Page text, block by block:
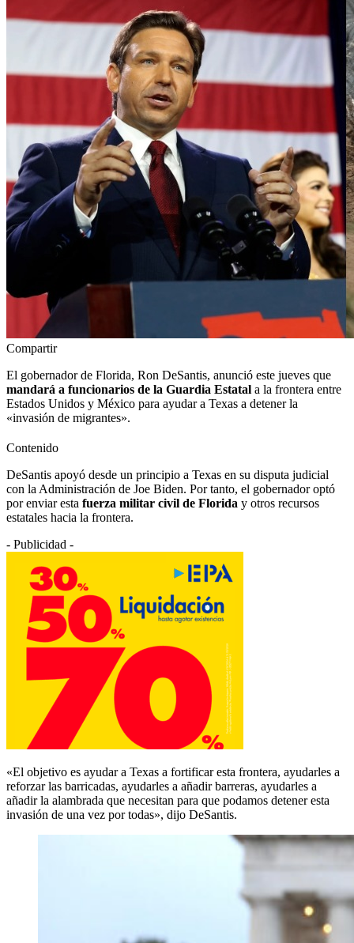
Compartir
El gobernador de Florida, Ron DeSantis, anunció este jueves que
mandará a funcionarios de la Guardia Estatal a la frontera entre
Estados Unidos y México para ayudar a Texas a detener la
«invasión de migrantes».
Contenido
DeSantis apoyó desde un principio a Texas en su disputa judicial
con la Administración de Joe Biden. Por tanto, el gobernador optó
por enviar esta fuerza militar civil de Florida y otros recursos
estatales hacia la frontera.
- Publicidad -
«El objetivo es ayudar a Texas a fortificar esta frontera, ayudarles a
reforzar las barricadas, ayudarles a añadir barreras, ayudarles a
añadir la alambrada que necesitan para que podamos detener esta
invasión de una vez por todas», dijo DeSantis.